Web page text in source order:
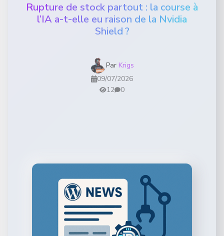
Rupture de stock partout : la course à
l’IA a-t-elle eu raison de la Nvidia
Shield ?
Par Krigs
09/07/2026
12
0